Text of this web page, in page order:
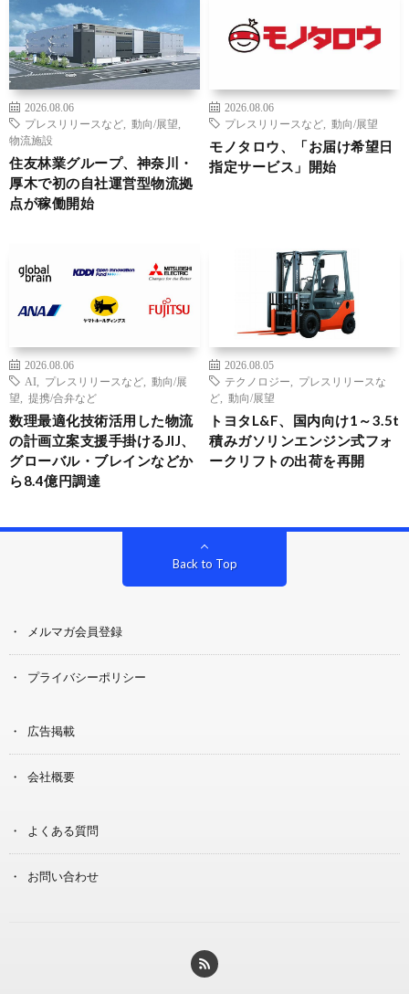
2026.08.06
プレスリリースなど
動向/展望
物流施設
住友林業グループ、神奈川・
厚木で初の自社運営型物流拠
点が稼働開始
2026.08.06
プレスリリースなど
動向/展望
モノタロウ、「お届け希望日
指定サービス」開始
2026.08.06
AI
プレスリリースなど
動向/展
望
提携/合弁など
数理最適化技術活用した物流
の計画立案支援手掛けるJIJ、
グローバル・ブレインなどか
ら8.4億円調達
2026.08.05
テクノロジー
プレスリリースな
ど
動向/展望
トヨタL&F、国内向け1～3.5t
積みガソリンエンジン式フォ
ークリフトの出荷を再開
Back to Top
メルマガ会員登録
プライバシーポリシー
広告掲載
会社概要
よくある質問
お問い合わせ